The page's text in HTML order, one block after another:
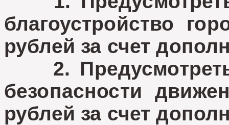
благоустройство
рублей за счет
2. Предусмотреть
безопасности
рублей за счет